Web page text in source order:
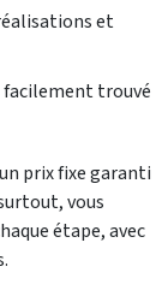
et
trouvé
prix fixe garanti
vous
étape, avec
.